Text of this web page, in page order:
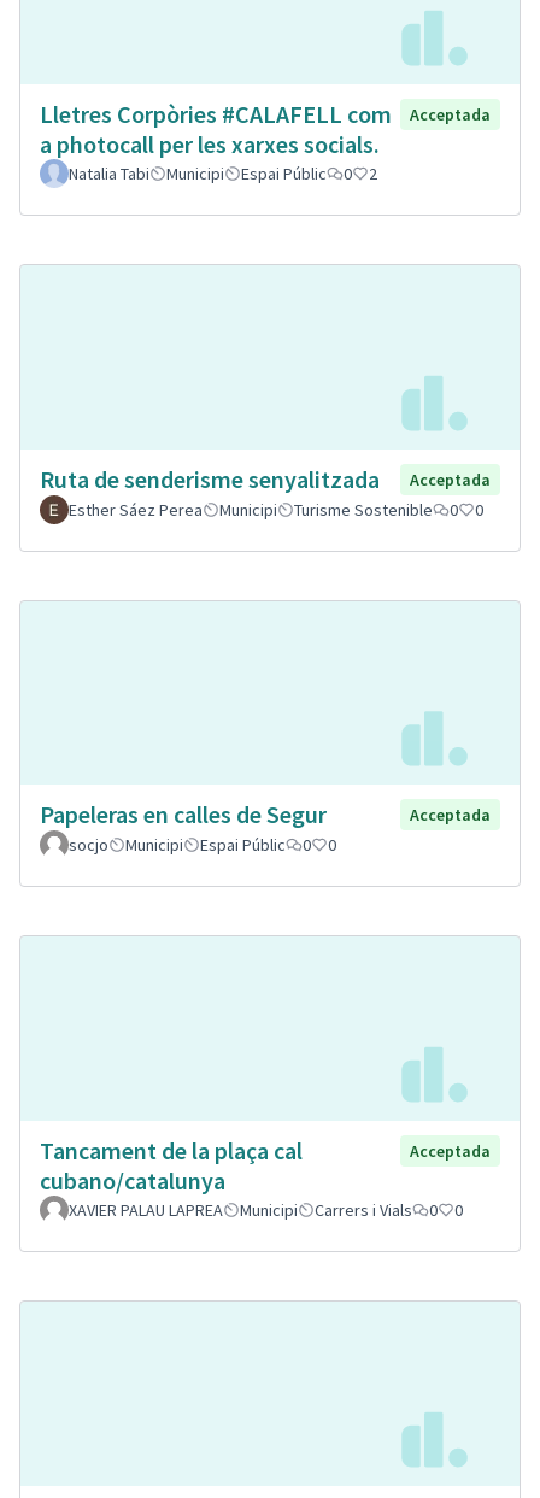
Lletres Corpòries #CALAFELL com
a photocall per les xarxes socials.
Acceptada
Natalia Tabi Municipi Espai Públic 0 2
Ruta de senderisme senyalitzada
Acceptada
Esther Sáez Perea
Municipi Turisme Sostenible 0 0
Papeleras en calles de Segur
Acceptada
socjo
Municipi Espai Públic 0 0
Tancament de la plaça cal
cubano/catalunya
Acceptada
XAVIER PALAU LAPREA Municipi Carrers i Vials 0 0